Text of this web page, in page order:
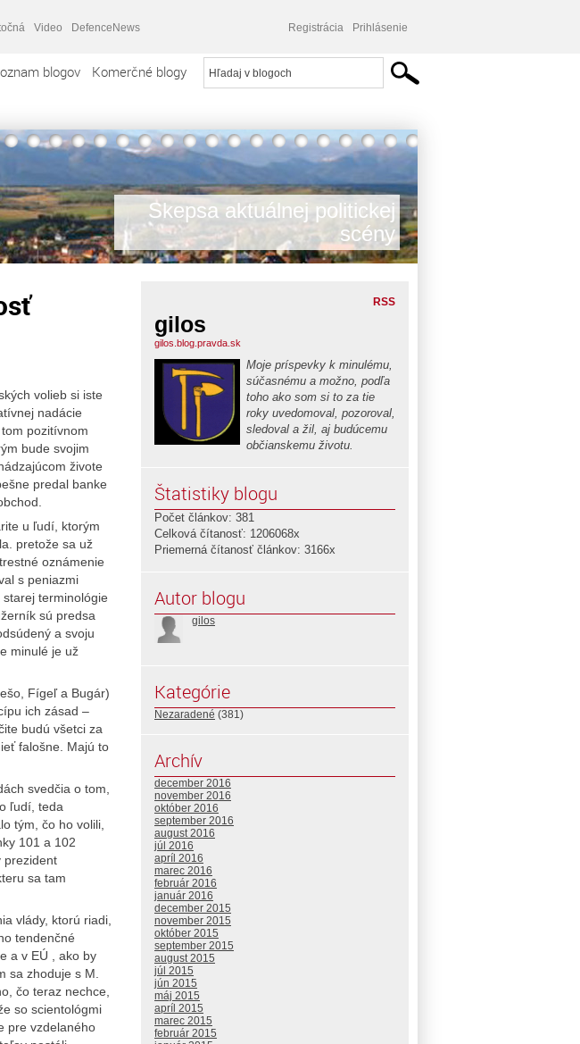
Video DefenceNews Registrácia Prihlásenie
blogov Komerčné blogy
Skepsa aktuálnej politickej
scény
volieb si iste
nadácie
pozitívnom
bude svojim
živote
predal banke
u ľudí, ktorým
pretože sa už
oznámenie
s peniazmi
terminológie
sú predsa
a svoju
minulé je už
Fígeľ a Bugár)
ich zásad –
budú všetci za
falošne. Majú to
svedčia o tom,
ľudí, teda
tým, čo ho volili,
101 a 102
prezident
sa tam
vlády, ktorú riadi,
tendenčné
a v EÚ , ako by
sa zhoduje s M.
čo teraz nechce,
so scientológmi
pre vzdelaného
RSS
gilos
gilos.blog.pravda.sk
Moje príspevky k minulému,
súčasnému a možno, podľa
toho ako som si to za tie
roky uvedomoval, pozoroval,
sledoval a žil, aj budúcemu
občianskemu životu.
Štatistiky blogu
Počet článkov: 381
Celková čítanosť: 1206068x
Priemerná čítanosť článkov: 3166x
Autor blogu
gilos
Kategórie
Nezaradené (381)
Archív
december 2016
november 2016
október 2016
september 2016
august 2016
júl 2016
apríl 2016
marec 2016
február 2016
január 2016
december 2015
november 2015
október 2015
september 2015
august 2015
júl 2015
jún 2015
máj 2015
apríl 2015
marec 2015
február 2015